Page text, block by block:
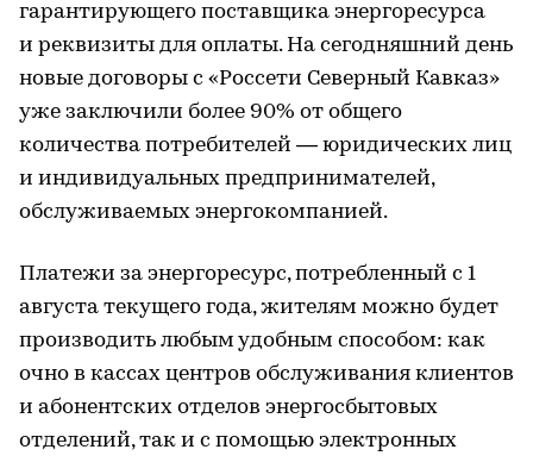
гарантирующего поставщика энергоресурса
и реквизиты для оплаты. На сегодняшний день
новые договоры с «Россети Северный Кавказ»
уже заключили более 90% от общего
количества потребителей — юридических лиц
и индивидуальных предпринимателей,
обслуживаемых энергокомпанией.
Платежи за энергоресурс, потребленный с 1
августа текущего года, жителям можно будет
производить любым удобным способом: как
очно в кассах центров обслуживания клиентов
и абонентских отделов энергосбытовых
отделений, так и с помощью электронных